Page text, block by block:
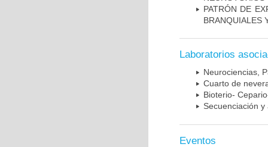
PATRÓN DE
BRANQUIALES
Laboratorios
Neurociencias,
Cuarto de
Bioterio-
Secuenciación
Eventos